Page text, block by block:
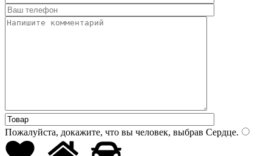
Пожалуйста, докажите, что вы человек, выбрав Сердце.